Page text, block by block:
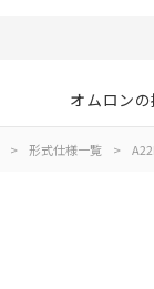
オムロン
> 形式仕様一覧 >